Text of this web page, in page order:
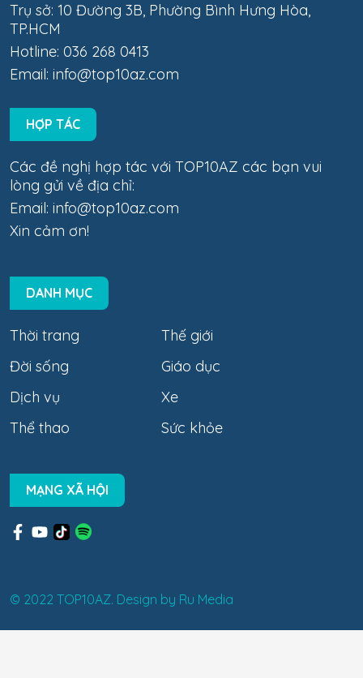
Trụ sở: 10 Đường 3B, Phường Bình Hưng Hòa,
TP.HCM
Hotline: 036 268 0413
Email: info@top10az.com
HỢP TÁC
Các đề nghị hợp tác với TOP10AZ các bạn vui
lòng gửi về địa chỉ:
Email: info@top10az.com
Xin cảm ơn!
DANH MỤC
Thời trang
Thế giới
Đời sống
Giáo dục
Dịch vụ
Xe
Thể thao
Sức khỏe
MẠNG XÃ HỘI
© 2022 TOP10AZ. Design by Ru Media